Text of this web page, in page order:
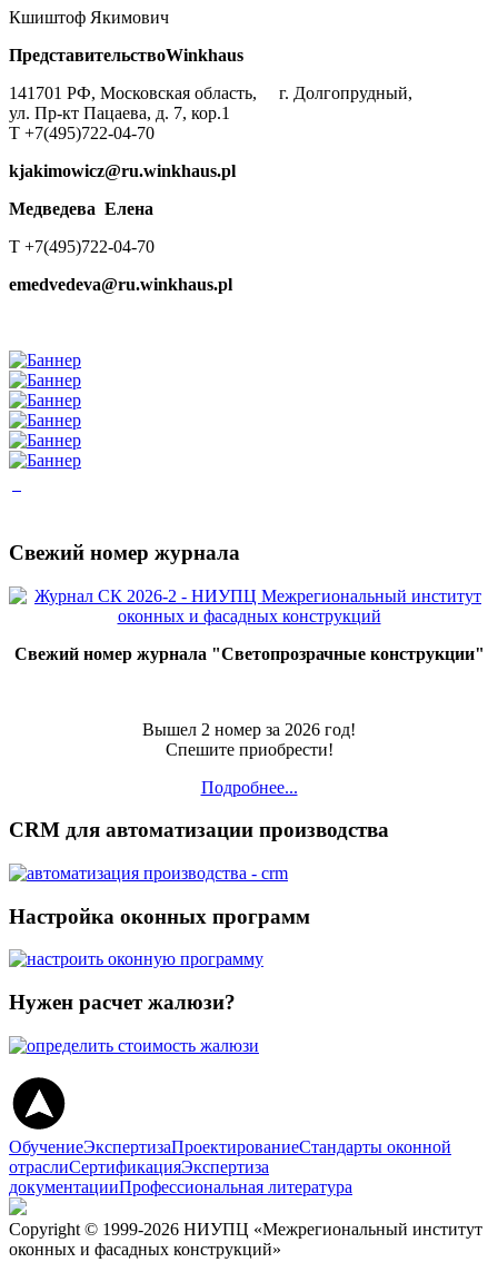
Кшиштоф Якимович
ПредставительствоWinkhaus
141701 РФ, Московская область, г. Долгопрудный,
ул. Пр-кт Пацаева, д. 7, кор.1
T +7(495)722-04-70
kjakimowicz@ru.winkhaus.pl
Медведева Елена
T +7(495)722-04-70
emedvedeva@ru.winkhaus.pl
Свежий номер журнала
Свежий номер журнала "Светопрозрачные конструкции"
Вышел 2 номер за 2026 год!
Спешите приобрести!
Подробнее...
CRM для автоматизации производства
Настройка оконных программ
Нужен расчет жалюзи?
ОбучениеЭкспертизаПроектированиеСтандарты оконной
отраслиСертификацияЭкспертиза
документацииПрофессиональная литература
Copyright © 1999-2026 НИУПЦ «Межрегиональный институт
оконных и фасадных конструкций»